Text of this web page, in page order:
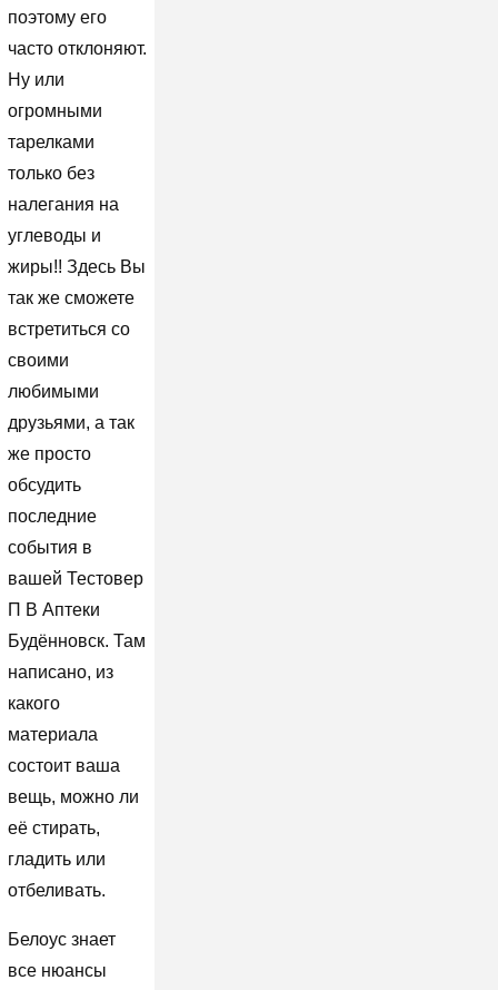
поэтому его
часто отклоняют.
Ну или
огромными
тарелками
только без
налегания на
углеводы и
жиры!! Здесь Вы
так же сможете
встретиться со
своими
любимыми
друзьями, а так
же просто
обсудить
последние
события в
вашей Тестовер
П В Аптеки
Будённовск. Там
написано, из
какого
материала
состоит ваша
вещь, можно ли
её стирать,
гладить или
отбеливать.
Белоус знает
все нюансы